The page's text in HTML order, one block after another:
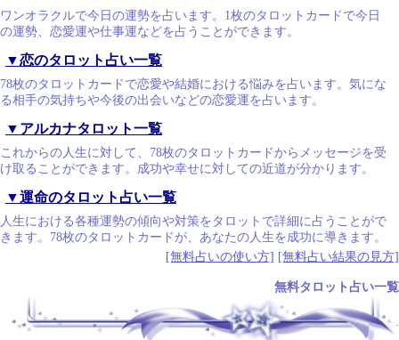
ワンオラクルで今日の運勢を占います。1枚のタロットカードで今日
の運勢、恋愛運や仕事運などを占うことができます。
▼恋のタロット占い一覧
78枚のタロットカードで恋愛や結婚における悩みを占います。気にな
る相手の気持ちや今後の出会いなどの恋愛運を占います。
▼アルカナタロット一覧
これからの人生に対して、78枚のタロットカードからメッセージを受
け取ることができます。成功や幸せに対しての近道が分かります。
▼運命のタロット占い一覧
人生における各種運勢の傾向や対策をタロットで詳細に占うことがで
きます。78枚のタロットカードが、あなたの人生を成功に導きます。
[無料占いの使い方] [無料占い結果の見方]
無料タロット占い一覧